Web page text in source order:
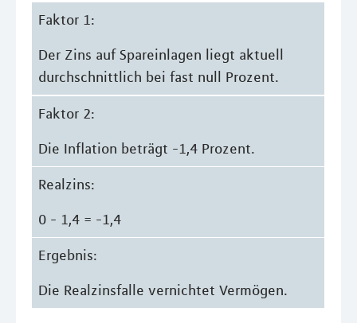
Faktor 1:
Der Zins auf Spareinlagen liegt aktuell
durchschnittlich bei fast null Prozent.
Faktor 2:
Die Inflation beträgt -1,4 Prozent.
Realzins:
0 - 1,4 = -1,4
Ergebnis:
Die Realzinsfalle vernichtet Vermögen.